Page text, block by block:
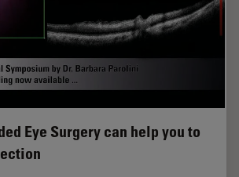
Eye Surgery can help you to